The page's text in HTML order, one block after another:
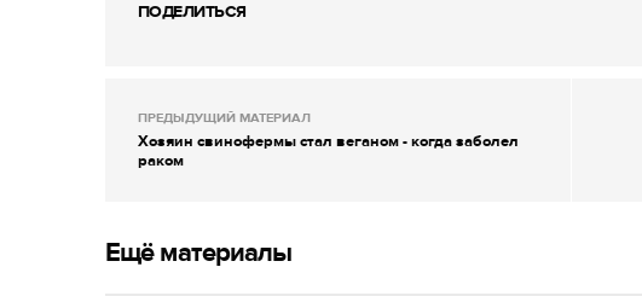
ПОДЕЛИТЬСЯ
ПРЕДЫДУЩИЙ МАТЕРИАЛ
Хозяин свинофермы стал веганом - когда заболел
раком
Ещё материалы